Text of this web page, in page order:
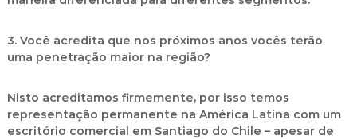
3. Você acredita que nos próximos anos vocês terão
uma penetração maior na região?
Nisto acreditamos firmemente, por isso temos
representação permanente na América Latina com um
escritório comercial em Santiago do Chile – apesar de